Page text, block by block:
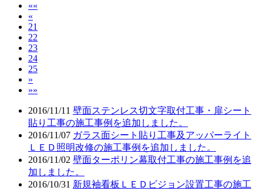
««
«
21
22
23
24
25
»
»»
2016/11/11 壁面ステンレス切文字取付工事・扉シート
貼り工事の施工事例を追加しました。
2016/11/07 ガラス面シート貼り工事及アッパーライト
ＬＥＤ照明改修の施工事例を追加しました。
2016/11/02 壁面ターポリン幕取付工事の施工事例を追
加しました。
2016/10/31 新規袖看板ＬＥＤビジョン設置工事の施工